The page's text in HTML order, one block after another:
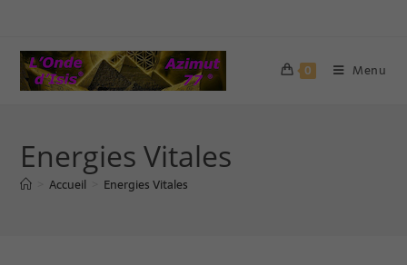
0 Menu
Energies Vitales
Accueil Energies Vitales